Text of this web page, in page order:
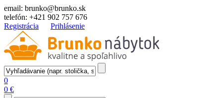
email: brunko@brunko.sk
telefón: +421 902 757 676
Registrácia
Prihlásenie
0
0 €